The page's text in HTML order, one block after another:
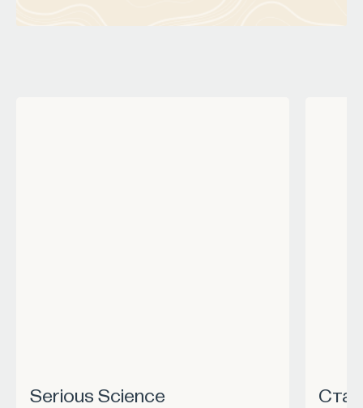
Serious Science
Станьте частью программы